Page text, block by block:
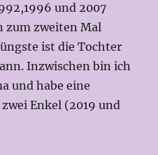
und 2007
zum zweiten Mal
ist die Tochter
Inzwischen bin ich
und habe eine
Enkel (2019 und